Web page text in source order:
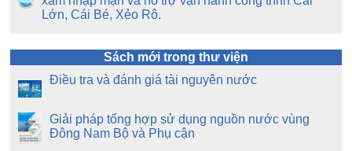
Lớn, Cái Bé, Xẻo Rô.
Sách mới trong thư viện
Điều tra và đánh giá tài nguyên nước
Giải pháp tổng hợp sử dụng nguồn nước vùng
Đông Nam Bộ và Phụ cận